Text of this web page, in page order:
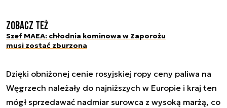
Zobacz też
Szef MAEA: chłodnia kominowa w Zaporożu
musi zostać zburzona
Dzięki obniżonej cenie rosyjskiej ropy ceny paliwa na
Węgrzech należały do najniższych w Europie i kraj ten
mógł sprzedawać nadmiar surowca z wysoką marżą, co